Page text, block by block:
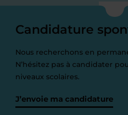
Candidature
Nous recherchons en
N’hésitez pas à candidater
niveaux scolaires.
J’envoie ma candidature